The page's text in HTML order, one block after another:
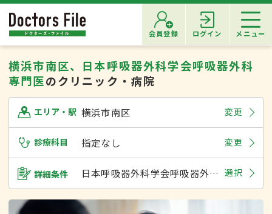
会員登録 ログイン メニュー
横浜市南区、日本呼吸器外科学会呼吸器外科
専門医のクリニック・病院
エリア・駅 横浜市南区 変更
診療科目 指定なし 変更
詳細条件 日本呼吸器外科学会呼吸器外科専門医 選択